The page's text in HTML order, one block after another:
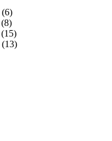
(6)
(8)
(15)
(13)